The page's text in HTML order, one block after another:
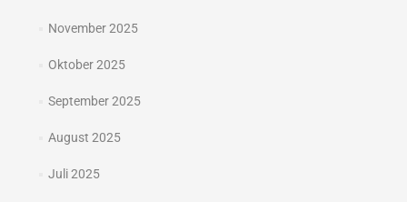
November 2025
Oktober 2025
September 2025
August 2025
Juli 2025